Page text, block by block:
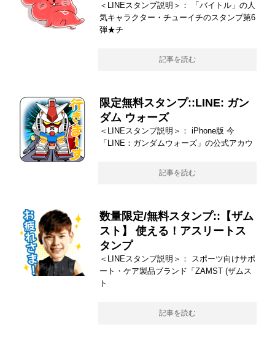
＜LINEスタンプ説明＞： 「バイトル」の人
気キャラクター・チューイチのスタンプ第6
弾★チ
記事を読む
限定無料スタンプ::LINE: ガン
ダム ウォーズ
＜LINEスタンプ説明＞： iPhone版 今
「LINE：ガンダムウォーズ」の公式アカウ
記事を読む
数量限定/無料スタンプ::【ザム
スト】 使える！アスリートス
タンプ
＜LINEスタンプ説明＞： スポーツ向けサポ
ート・ケア製品ブランド「ZAMST (ザムス
ト
記事を読む